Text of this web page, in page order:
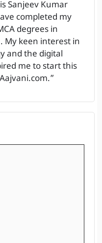
Sanjeev Kumar
completed my
degrees in
My keen interest in
and the digital
me to start this